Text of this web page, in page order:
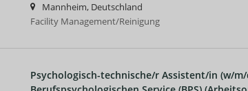
Mannheim, Deutschland
Facility Management/Reinigung
Psychologisch-technische/r Assistent/in (w/